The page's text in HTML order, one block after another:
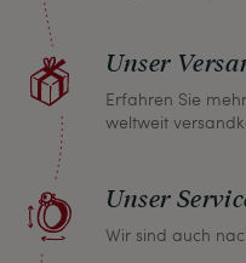
Unser
Erfahren Sie
weltweit
Unser
Wir sind auch